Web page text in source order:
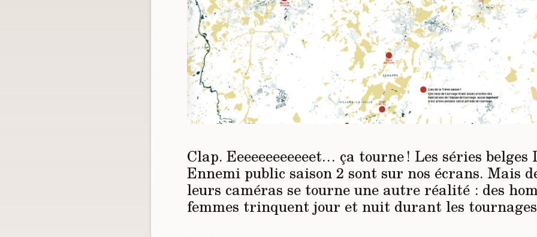
Clap. Eeeeeeeeeeeet… ça tourne ! Les séries belges
Ennemi public saison 2 sont sur nos écrans. Mais
leurs caméras se tourne une autre réalité : des
femmes trinquent jour et nuit durant les